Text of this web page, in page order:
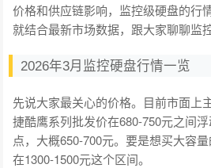
价格和供应链影响，监控级硬盘的行
就结合最新市场数据，跟大家聊聊监
2026年3月监控硬盘行情一览
先说大家最关心的价格。目前市面上
捷酷鹰系列批发价在680-750元之间
点，大概650-700元。要是想买大容
在1300-1500元这个区间。